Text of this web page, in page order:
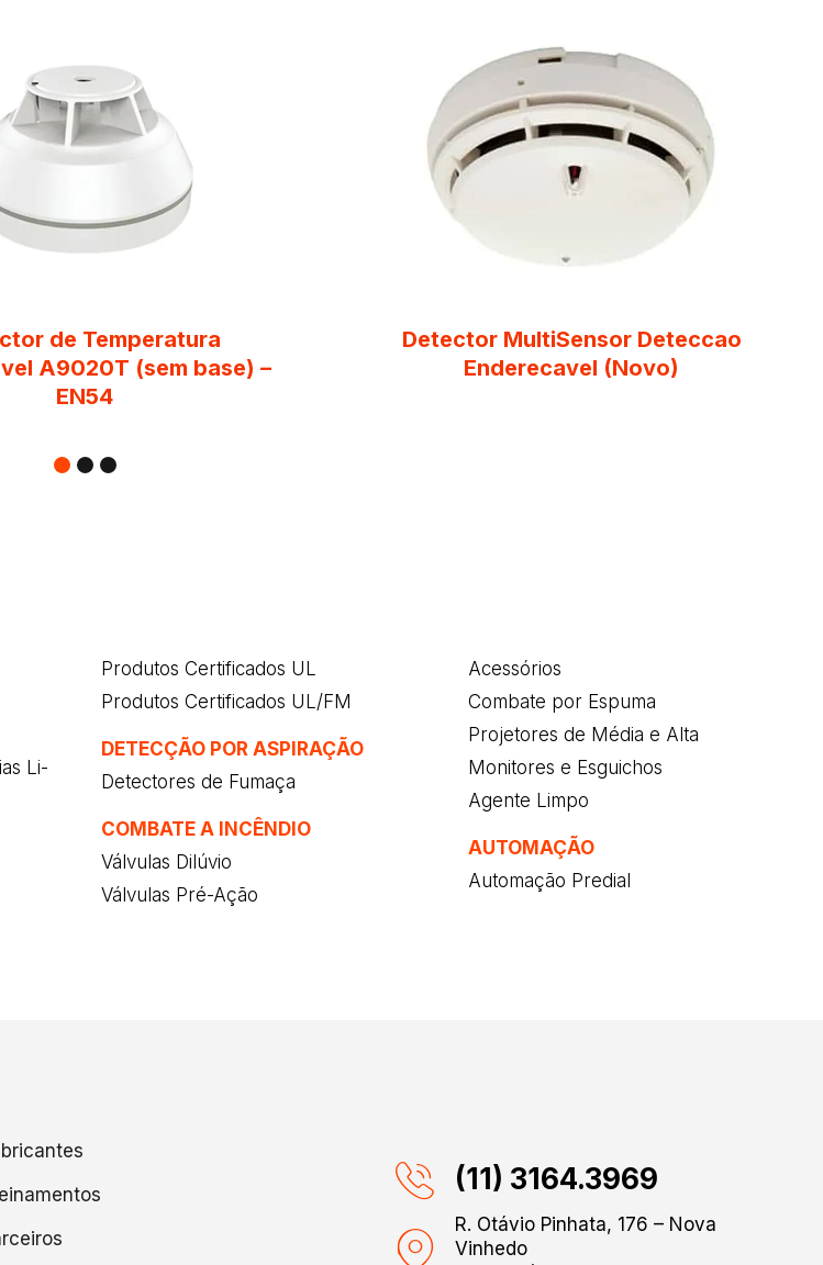
de Temperatura
A9020T (sem base) –
EN54
Detector MultiSensor Deteccao
Enderecavel (Novo)
Li-
Produtos Certificados UL
Produtos Certificados UL/FM
DETECÇÃO POR ASPIRAÇÃO
Detectores de Fumaça
COMBATE A INCÊNDIO
Válvulas Dilúvio
Válvulas Pré-Ação
Acessórios
Combate por Espuma
Projetores de Média e Alta
Monitores e Esguichos
Agente Limpo
AUTOMAÇÃO
Automação Predial
(11) 3164.3969
R. Otávio Pinhata, 176 – Nova
Vinhedo